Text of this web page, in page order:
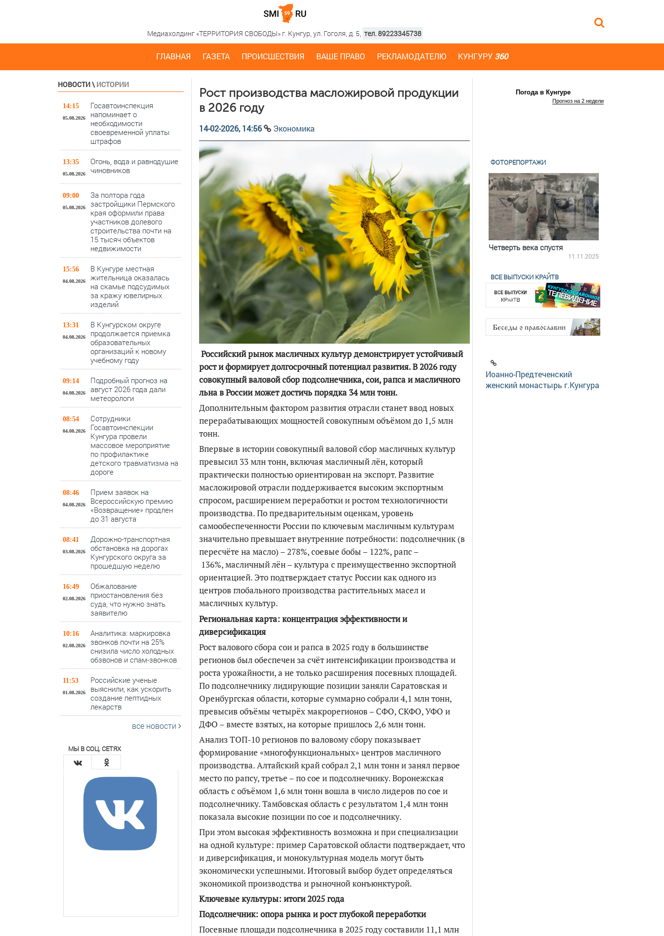
Медиахолдинг «ТЕРРИТОРИЯ СВОБОДЫ» г. Кунгур, ул. Гоголя, д. 5, тел. 89223345738
ГЛАВНАЯ ГАЗЕТА ПРОИСШЕСТВИЯ ВАШЕ ПРАВО РЕКЛАМОДАТЕЛЮ КУНГУРУ 360
НОВОСТИ\ ИСТОРИИ
14:15
05.08.2026
Госавтоинспекция
напоминает о
необходимости
своевременной уплаты
штрафов
13:35
05.08.2026
Огонь, вода и равнодушие
чиновников
09:00
05.08.2026
За полтора года
застройщики Пермского
края оформили права
участников долевого
строительства почти на
15 тысяч объектов
недвижимости
15:56
04.08.2026
В Кунгуре местная
жительница оказалась
на скамье подсудимых
за кражу ювелирных
изделий
13:31
04.08.2026
В Кунгурском округе
продолжается приемка
образовательных
организаций к новому
учебному году
09:14
04.08.2026
Подробный прогноз на
август 2026 года дали
метеорологи
08:54
04.08.2026
Сотрудники
Госавтоинспекции
Кунгура провели
массовое мероприятие
по профилактике
детского травматизма на
дороге
08:46
04.08.2026
Прием заявок на
Всероссийскую премию
«Возвращение» продлен
до 31 августа
08:41
03.08.2026
Дорожно-транспортная
обстановка на дорогах
Кунгурского округа за
прошедшую неделю
16:49
02.08.2026
Обжалование
приостановления без
суда, что нужно знать
заявителю
10:16
02.08.2026
Аналитика: маркировка
звонков почти на 25%
снизила число холодных
обзвонов и спам-звонков
11:53
01.08.2026
Российские ученые
выяснили, как ускорить
создание пептидных
лекарств
все новости
МЫ В СОЦ. СЕТЯХ
Рост производства масложировой продукции
в 2026 году
14-02-2026, 14:56 Экономика
Российский рынок масличных культур демонстрирует устойчивый
рост и формирует долгосрочный потенциал развития. В 2026 году
совокупный валовой сбор подсолнечника, сои, рапса и масличного
льна в России может достичь порядка 34 млн тонн.
Дополнительным фактором развития отрасли станет ввод новых
перерабатывающих мощностей совокупным объёмом до 1,5 млн
тонн.
Впервые в истории совокупный валовой сбор масличных культур
превысил 33 млн тонн, включая масличный лён, который
практически полностью ориентирован на экспорт. Развитие
масложировой отрасли поддерживается высоким экспортным
спросом, расширением переработкии ростом технологичности
производства. По предварительным оценкам, уровень
самообеспеченности России по ключевым масличным культурам
значительно превышает внутренние потребности: подсолнечник (в
пересчёте на масло) –278%, соевые бобы – 122%, рапс –
136%,масличный лён–культура с преимущественно экспортной
ориентацией. Это подтверждает статус России как одного из
центров глобального производства растительных масел и
масличных культур.
Региональная карта: концентрация эффективности и
диверсификация
Рост валового сбора сои и рапса в 2025 году в большинстве
регионов был обеспечен за счёт интенсификации производства и
роста урожайности, а не только расширения посевных площадей.
По подсолнечнику лидирующие позиции заняли Саратовская и
Оренбургская области, которые суммарно собрали 4,1 млн тонн,
превысив объёмы четырёх макрорегионов– СФО, СКФО, УФО и
ДФО –вместе взятых, на которые пришлось 2,6 млн тонн.
Анализ ТОП-10 регионов по валовому сбору показывает
формирование «многофункциональных» центров масличного
производства. Алтайский край собрал 2,1 млн тонн и занял первое
место по рапсу, третье –по сое и подсолнечнику. Воронежская
область с объёмом 1,6 млнтонн вошла в число лидеров по сое и
подсолнечнику. Тамбовская область с результатом 1,4 млн тонн
показала высокие позиции по сое и подсолнечнику.
При этом высокая эффективность возможна и при специализации
на одной культуре: пример Саратовской области подтверждает, что
и диверсификация, и монокультурная модель могут быть
экономически успешными. Итоговый выбор будет определяться
экономикой производства и рыночной конъюнктурой.
Ключевые культуры: итоги 2025 года
Подсолнечник: опора рынка и рост глубокой переработки
Посевные площади подсолнечника в 2025 году составили 11,1 млн
Погода в Кунгуре
Прогноз на 2 недели
ФОТОРЕПОРТАЖИ
По итогам первой пятилетки
18.12.2025
Четверть века спустя
11.11.2025
ВСЕ ВЫПУСКИ КРАЙТВ
Иоанно-Предтеченский
женский монастырь г.Кунгура